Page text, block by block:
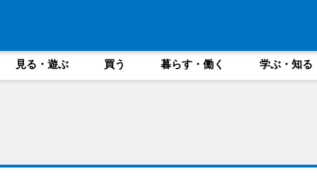
見る・遊ぶ 買う 暮らす・働く 学ぶ・知る